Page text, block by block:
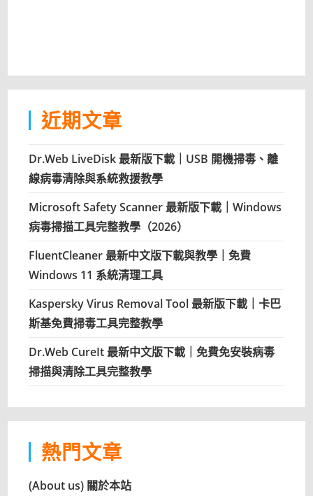
近期文章
Dr.Web LiveDisk 最新版下載｜USB 開機掃毒、離
線病毒清除與系統救援教學
Microsoft Safety Scanner 最新版下載｜Windows
病毒掃描工具完整教學（2026）
FluentCleaner 最新中文版下載與教學｜免費
Windows 11 系統清理工具
Kaspersky Virus Removal Tool 最新版下載｜卡巴
斯基免費掃毒工具完整教學
Dr.Web CureIt 最新中文版下載｜免費免安裝病毒
掃描與清除工具完整教學
熱門文章
(About us) 關於本站